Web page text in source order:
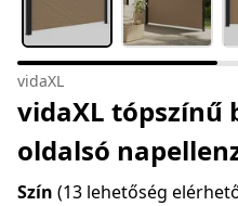
vidaXL
vidaXL tópszínű
oldalsó
Szín (13 lehetőség